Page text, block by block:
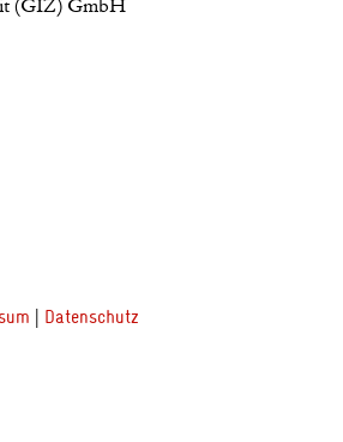
(GIZ) GmbH
| Datenschutz